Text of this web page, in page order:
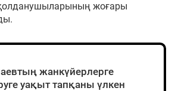
қолданушыларының жоғары
жанкүйерлерге
уақыт тапқаны үлкен